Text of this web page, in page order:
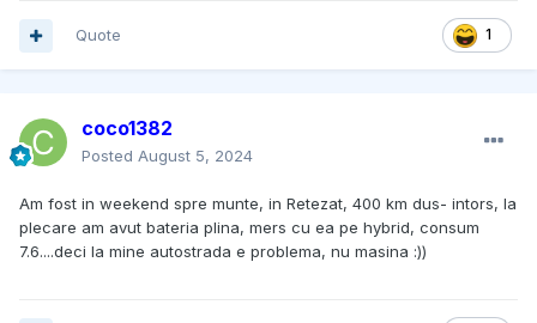
1
Quote
coco1382
Posted August 5, 2024
Am fost in weekend spre munte, in Retezat, 400 km dus- intors, la
plecare am avut bateria plina, mers cu ea pe hybrid, consum
7.6....deci la mine autostrada e problema, nu masina :))